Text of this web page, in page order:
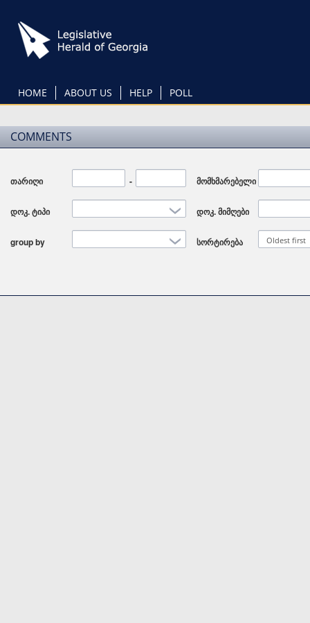
main
content
HOME ABOUT US HELP POLL
COMMENTS
თარიღი - მომხმარებელი
დოკ. ტიპი დოკ. მიმღები
group by სორტირება Oldest first